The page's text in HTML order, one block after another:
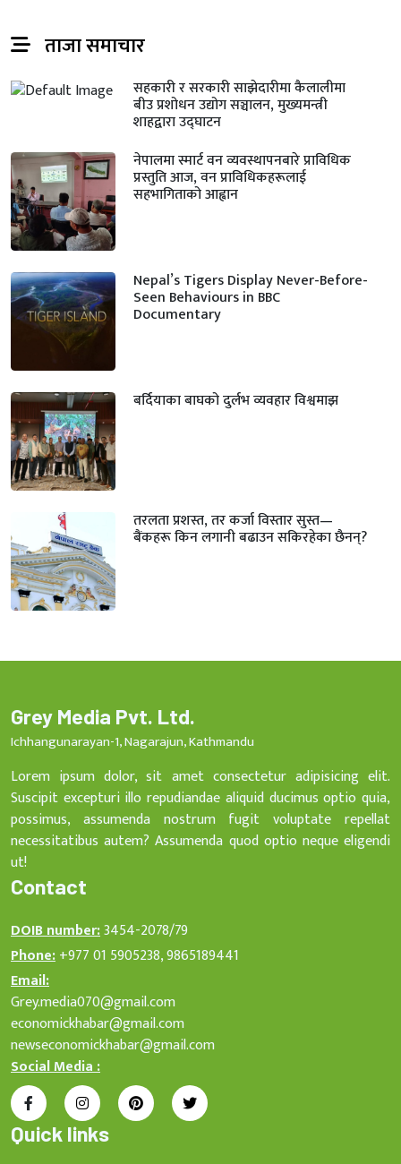
ताजा समाचार
सहकारी र सरकारी साझेदारीमा कैलालीमा
बीउ प्रशोधन उद्योग सञ्चालन, मुख्यमन्त्री
शाहद्वारा उद्घाटन
नेपालमा स्मार्ट वन व्यवस्थापनबारे प्राविधिक
प्रस्तुति आज, वन प्राविधिकहरूलाई
सहभागिताको आह्वान
Nepal’s Tigers Display Never-Before-
Seen Behaviours in BBC
Documentary
बर्दियाका बाघको दुर्लभ व्यवहार विश्वमाझ
तरलता प्रशस्त, तर कर्जा विस्तार सुस्त—
बैंकहरू किन लगानी बढाउन सकिरहेका छैनन्?
Grey Media Pvt. Ltd.
Ichhangunarayan-1, Nagarajun, Kathmandu
Lorem ipsum dolor, sit amet consectetur adipisicing elit.
Suscipit excepturi illo repudiandae aliquid ducimus optio quia,
possimus, assumenda nostrum fugit voluptate repellat
necessitatibus autem? Assumenda quod optio neque eligendi
ut!
Contact
DOIB number:3454-2078/79
Phone:+977 01 5905238, 9865189441
Email:
Grey.media070@gmail.com
economickhabar@gmail.com
newseconomickhabar@gmail.com
Social Media :
Quick links